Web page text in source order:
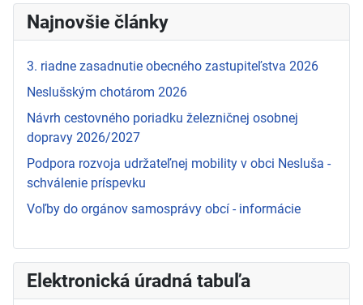
Najnovšie články
3. riadne zasadnutie obecného zastupiteľstva 2026
Neslušským chotárom 2026
Návrh cestovného poriadku železničnej osobnej
dopravy 2026/2027
Podpora rozvoja udržateľnej mobility v obci Nesluša -
schválenie príspevku
Voľby do orgánov samosprávy obcí - informácie
Elektronická úradná tabuľa